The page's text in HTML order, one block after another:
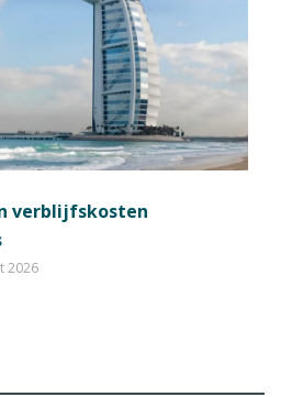
verblijfskosten
2026